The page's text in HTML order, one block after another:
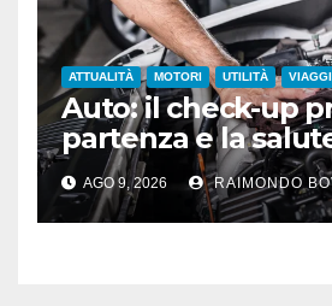
ATTUALITÀ MOTORI UTILITÀ
Auto: il check-up
partenza e la
motore sotto il
AGO 9, 2026 RAIMONDO